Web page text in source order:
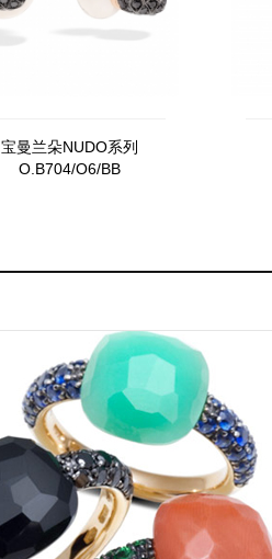
宝曼兰朵NUDO系列
O.B704/O6/BB